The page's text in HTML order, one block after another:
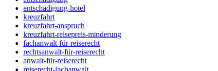
entschädigung-hotel
kreuzfahrt
kreuzfahrt-anspruch
kreuzfahrt-reisepreis-minderung
fachanwalt-für-reiserecht
rechtsanwalt-für-reiserecht
anwalt-für-reiserecht
reiserecht-fachanwalt